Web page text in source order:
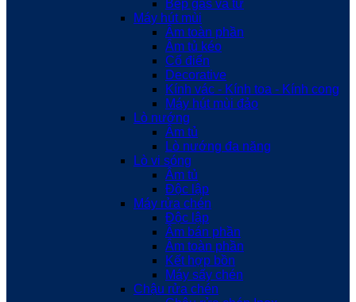
Bếp gas và từ
Máy hút mùi
Âm toàn phần
Âm tủ kéo
Cổ điển
Decorative
Kính vác - Kính toa - Kính cong
Máy hút mùi đảo
Lò nướng
Âm tủ
Lò nướng đa năng
Lò vi sóng
Âm tủ
Độc lập
Máy rửa chén
Độc lập
Âm bán phần
Âm toàn phần
Kết hợp bồn
Máy sấy chén
Chậu rửa chén